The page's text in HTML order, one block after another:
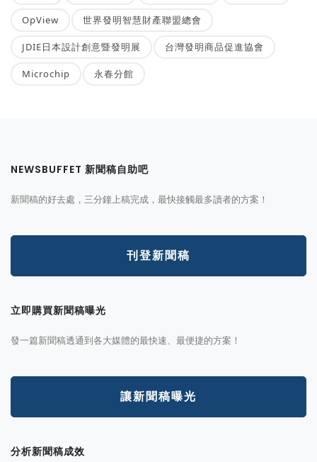
OpView 世界發明智慧財產聯盟總會
JDIE日本設計創意暨發明展 台灣發明商品促進協會
Microchip 永春分館
NEWSBUFFET 新聞稿自助吧
新聞稿的好去處，三分鐘上稿完成，最快接觸最多讀者的方案！
刊登新聞稿
立即購買新聞稿曝光
發一篇新聞稿透通到各大媒體的最快速、最便捷的方案！
讓新聞稿曝光
分析新聞稿成效